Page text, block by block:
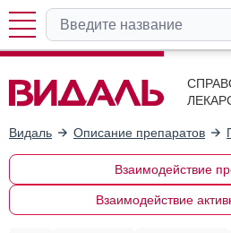
Видаль Описание препаратов
Взаимодействие
Взаимодействие